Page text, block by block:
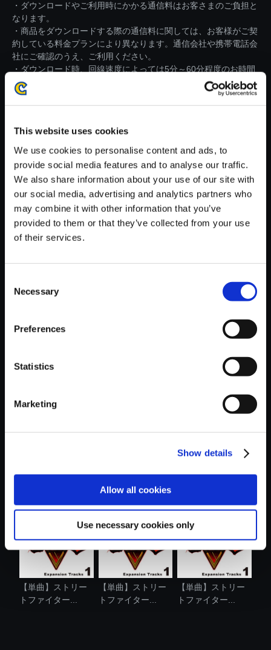
This website uses cookies
We use cookies to personalise content and ads, to
provide social media features and to analyse our traffic.
We also share information about your use of our site with
our social media, advertising and analytics partners who
may combine it with other information that you’ve
provided to them or that they’ve collected from your use
of their services.
Selection
Necessary
Preferences
Statistics
Marketing
Show details
Allow all cookies
Use necessary cookies only
・ダウンロードやご利用時にかかる通信料はお客さまのご負担と
なります。
・商品をダウンロードする際の通信料に関しては、お客様がご契
約している料金プランにより異なります。通信会社や携帯電話会
社にご確認のうえ、ご利用ください。
・ダウンロード時、回線速度によっては5分～60分程度のお時間
がかかる場合がございます。
※ご購入いただいたファイルのダウンロードの際には、通信環境
が安定しているWifi環境でお試しください。
【単曲】ストリートファイター
V エクスパンション トラックス
1 Vega’s Theme
おすすめ商品
【単曲】ストリー
トファイター...
【単曲】ストリー
トファイター...
【単曲】ストリー
トファイター...